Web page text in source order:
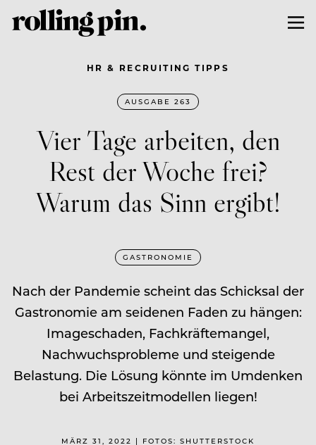
HR & RECRUITING TIPPS
AUSGABE 263
Vier Tage arbeiten, den
Rest der Woche frei?
Warum das Sinn ergibt!
GASTRONOMIE
Nach der Pandemie scheint das Schicksal der
Gastronomie am seidenen Faden zu hängen:
Imageschaden, Fachkräftemangel,
Nachwuchsprobleme und steigende
Belastung. Die Lösung könnte im Umdenken
bei Arbeitszeitmodellen liegen!
MÄRZ 31, 2022 | FOTOS: SHUTTERSTOCK